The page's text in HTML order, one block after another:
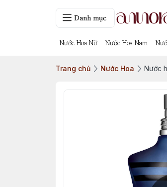
Danh mục
Nước Hoa Nữ Nước Hoa Nam
Trang chủ Nước Hoa Nước